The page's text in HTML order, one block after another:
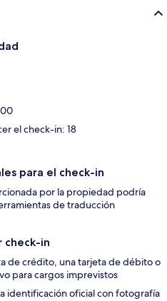
el check-in: 18
para el check-in
por la propiedad podría
de traducción
check-in
de crédito, una tarjeta de débito o
para cargos imprevistos
identificación oficial con fotografía